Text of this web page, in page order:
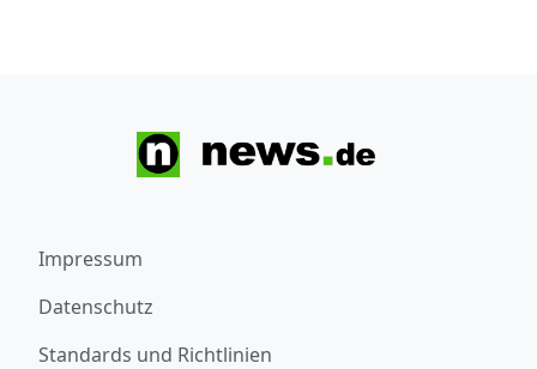
Impressum
Datenschutz
Standards und Richtlinien